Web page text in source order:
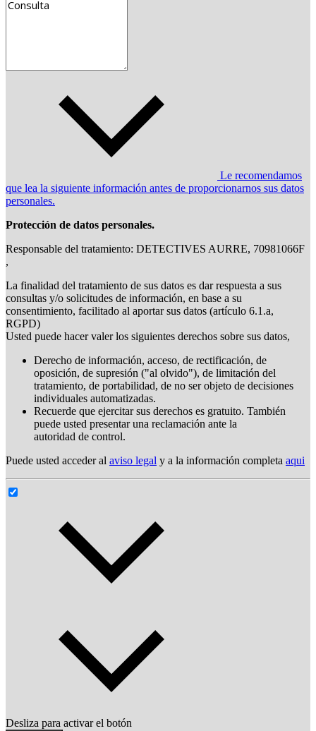
Le recomendamos
que lea la siguiente información antes de proporcionarnos sus datos
personales.
Protección de datos personales.
Responsable del tratamiento: DETECTIVES AURRE, 70981066F
,
La finalidad del tratamiento de sus datos es dar respuesta a sus
consultas y/o solicitudes de información, en base a su
consentimiento, facilitado al aportar sus datos (artículo 6.1.a,
RGPD)
Usted puede hacer valer los siguientes derechos sobre sus datos,
Derecho de información, acceso, de rectificación, de
oposición, de supresión ("al olvido"), de limitación del
tratamiento, de portabilidad, de no ser objeto de decisiones
individuales automatizadas.
Recuerde que ejercitar sus derechos es gratuito. También
puede usted presentar una reclamación ante la
autoridad de control.
Puede usted acceder al aviso legal y a la información completa aqui
Desliza para activar el botón